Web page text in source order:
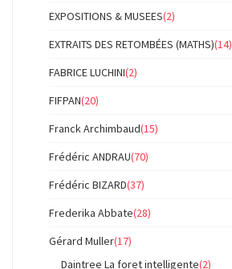
EXPOSITIONS & MUSEES(2)
EXTRAITS DES RETOMBÉES (MATHS)(14)
FABRICE LUCHINI(2)
FIFPAN(20)
Franck Archimbaud(15)
Frédéric ANDRAU(70)
Frédéric BIZARD(37)
Frederika Abbate(28)
Gérard Muller(17)
Daintree La foret intelligente(2)